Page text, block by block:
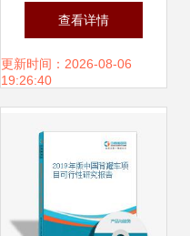
油罐车 高效安全的
液体运输专家
查看详情
更新时间：2026-08-06
19:26:40